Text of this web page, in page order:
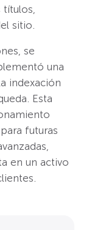
sitio.
se
una
indexación
Esta
futuras
en un activo